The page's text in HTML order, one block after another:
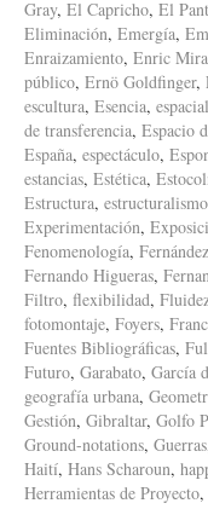
Gray, El Capricho, El
Eliminación, Emergía,
Enraizamiento, Enric
público, Ernö Goldfinger,
escultura, Esencia,
de transferencia, Espacio
España, espectáculo,
estancias, Estética,
Estructura, estructuralismo
Experimentación,
Fenomenología,
Fernando Higueras,
Filtro, flexibilidad,
fotomontaje, Foyers,
Fuentes Bibliográficas,
Futuro, Garabato, García
geografía urbana,
Gestión, Gibraltar, Golfo
Ground-notations, Guerras
Haití, Hans Scharoun,
Herramientas de Proyecto,